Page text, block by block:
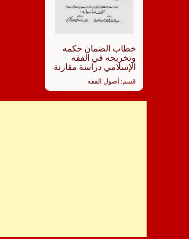
‏‏خطاب الضمان حكمه
وتخريجه في الفقه
الإسلامي دراسة مقارنة
قسم: أصول الفقه